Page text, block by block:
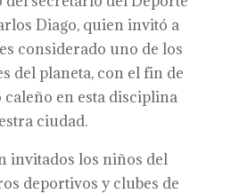
Diago, quien invitó a
considerado uno de los
del planeta, con el fin de
en esta disciplina
ciudad.
invitados los niños del
deportivos y clubes de